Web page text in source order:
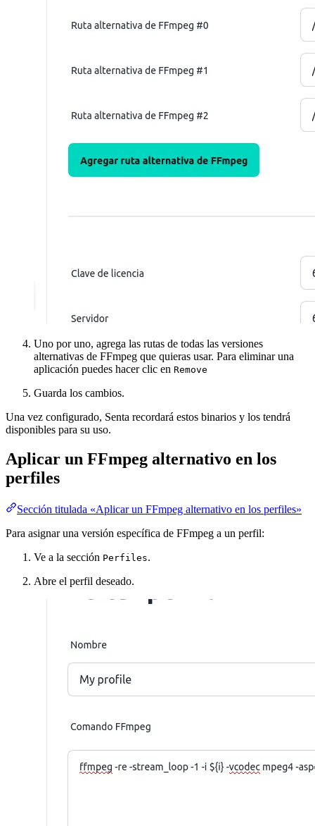
Uno por uno, agrega las rutas de todas las versiones
alternativas de FFmpeg que quieras usar. Para eliminar una
aplicación puedes hacer clic en Remove
Guarda los cambios.
Una vez configurado, Senta recordará estos binarios y los tendrá
disponibles para su uso.
Aplicar un FFmpeg alternativo en los
perfiles
Sección titulada «Aplicar un FFmpeg alternativo en los perfiles»
Para asignar una versión específica de FFmpeg a un perfil:
Ve a la sección Perfiles.
Abre el perfil deseado.